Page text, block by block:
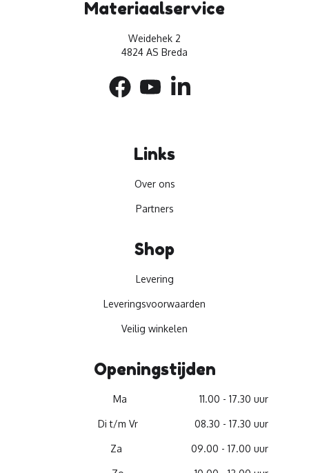
Materiaalservice
Weidehek 2
4824 AS Breda
Links
Over ons
Partners
Shop
Levering
Leveringsvoorwaarden
Veilig winkelen
Openingstijden
Ma 11.00 - 17.30 uur
Di t/m Vr 08.30 - 17.30 uur
Za 09.00 - 17.00 uur